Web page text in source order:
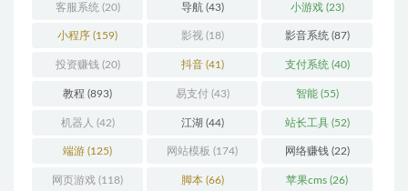
客服系统 (20) 导航(43) 小游戏(23)
小程序 (159) 影视(18) 影音系统 (87)
投资赚钱 (20) 抖音(41) 支付系统 (40)
教程 (893) 易支付(43) 智能(55)
机器人 (42) 江湖 (44) 站长工具(52)
端游 (125) 网站模板 (174) 网络赚钱(22)
网页游戏 (118) 脚本(66) 苹果cms (26)